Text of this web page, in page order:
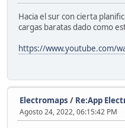
Hacia el sur con cierta
cargas baratas dado como
https://www.youtube.com/
Electromaps / Re:App
Agosto 24, 2022, 06:15:42 PM